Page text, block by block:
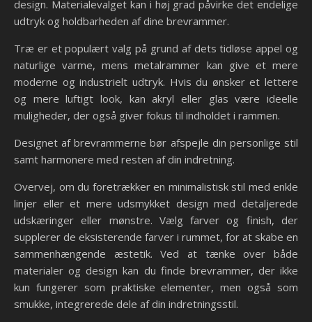
design. Materialevalget kan i høj grad påvirke det endelige
udtryk og holdbarheden af dine brevrammer.
Træ er et populært valg på grund af dets tidløse appel og
naturlige varme, mens metalrammer kan give et mere
moderne og industrielt udtryk. Hvis du ønsker et lettere
og mere luftigt look, kan akryl eller glas være ideelle
muligheder, der også giver fokus til indholdet i rammen.
Designet af brevrammerne bør afspejle din personlige stil
samt harmonere med resten af din indretning.
Overvej, om du foretrækker en minimalistisk stil med enkle
linjer eller et mere udsmykket design med detaljerede
udskæringer eller mønstre. Vælg farver og finish, der
supplerer de eksisterende farver i rummet, for at skabe en
sammenhængende æstetik. Ved at tænke over både
materialer og design kan du finde brevrammer, der ikke
kun fungerer som praktiske elementer, men også som
smukke, integrerede dele af din indretningsstil.